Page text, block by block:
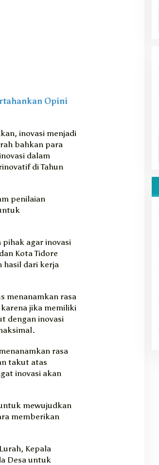
Opini
inovasi menjadi
bahkan para
dalam
di Tahun
penilaian
agar inovasi
Kota Tidore
hasil dari kerja
menanamkan rasa
jika memiliki
dengan inovasi
rasa
takut atas
inovasi akan
mewujudkan
memberikan
Kepala
Desa untuk